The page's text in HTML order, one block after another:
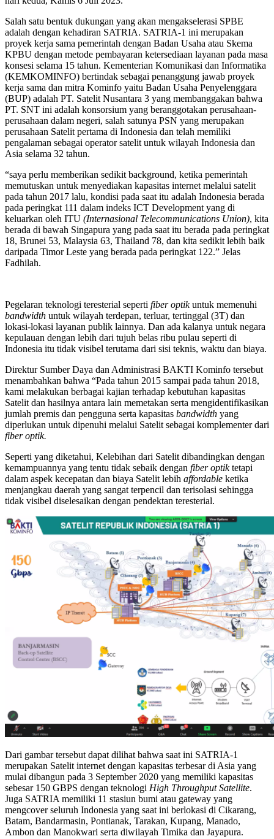
Salah satu bentuk dukungan yang akan mengakselerasi SPBE
adalah dengan kehadiran SATRIA. SATRIA-1 ini merupakan
proyek kerja sama pemerintah dengan Badan Usaha atau Skema
KPBU dengan metode pembayaran ketersediaan layanan pada masa
konsesi selama 15 tahun. Kementerian Komunikasi dan Informatika
(KEMKOMINFO) bertindak sebagai penanggung jawab proyek
kerja sama dan mitra Kominfo yaitu Badan Usaha Penyelenggara
(BUP) adalah PT. Satelit Nusantara 3 yang membanggakan bahwa
PT. SNT ini adalah konsorsium yang beranggotakan perusahaan-
perusahaan dalam negeri, salah satunya PSN yang merupakan
perusahaan Satelit pertama di Indonesia dan telah memiliki
pengalaman sebagai operator satelit untuk wilayah Indonesia dan
Asia selama 32 tahun.
“saya perlu memberikan sedikit background, ketika pemerintah
memutuskan untuk menyediakan kapasitas internet melalui satelit
pada tahun 2017 lalu, kondisi pada saat itu adalah Indonesia berada
pada peringkat 111 dalam indeks ICT Development yang di
keluarkan oleh ITU (Internasional Telecommunications Union), kita
berada di bawah Singapura yang pada saat itu berada pada peringkat
18, Brunei 53, Malaysia 63, Thailand 78, dan kita sedikit lebih baik
daripada Timor Leste yang berada pada peringkat 122.” Jelas
Fadhilah.
Pegelaran teknologi teresterial seperti fiber optikuntuk memenuhi
bandwidth untuk wilayah terdepan, terluar, tertinggal (3T) dan
lokasi-lokasi layanan publik lainnya. Dan ada kalanya untuk negara
kepulauan dengan lebih dari tujuh belas ribu pulau seperti di
Indonesia itu tidak visibel terutama dari sisi teknis, waktu dan biaya.
Direktur Sumber Daya dan Administrasi BAKTI Kominfo tersebut
menambahkan bahwa “Pada tahun 2015 sampai pada tahun 2018,
kami melakukan berbagai kajian terhadap kebutuhan kapasitas
Satelit dan hasilnya antara lain memetakan serta mengidentifikasikan
jumlah premis dan pengguna serta kapasitas bandwidth yang
diperlukan untuk dipenuhi melalui Satelit sebagai komplementer dari
fiber optik.
Seperti yang diketahui, Kelebihan dari Satelit dibandingkan dengan
kemampuannya yang tentu tidak sebaik dengan fiber optiktetapi
dalam aspek kecepatan dan biaya Satelit lebih affordable ketika
menjangkau daerah yang sangat terpencil dan terisolasi sehingga
tidak visibel diselesaikan dengan pendektan teresterial.
Dari gambar tersebut dapat dilihat bahwa saat ini SATRIA-1
merupakan Satelit internet dengan kapasitas terbesar di Asia yang
mulai dibangun pada 3 September 2020 yang memiliki kapasitas
sebesar 150 GBPS dengan teknologi High Throughput Satellite.
Juga SATRIA memiliki 11 stasiun bumi atau gateway yang
mengcover seluruh Indonesia yang saat ini berlokasi di Cikarang,
Batam, Bandarmasin, Pontianak, Tarakan, Kupang, Manado,
Ambon dan Manokwari serta diwilayah Timika dan Jayapura.